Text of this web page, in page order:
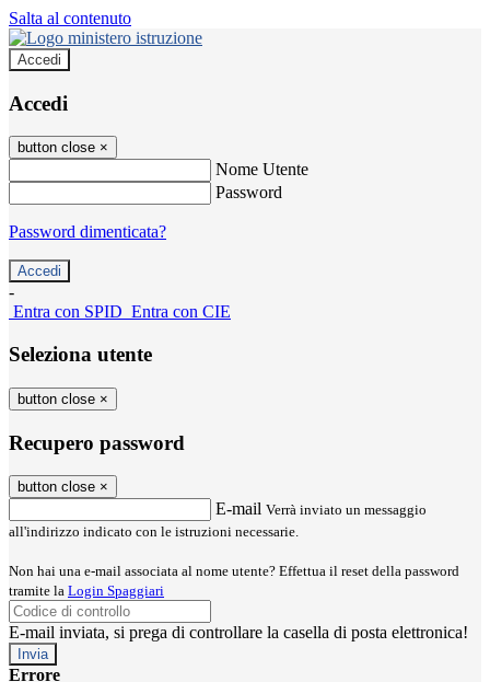
Salta al contenuto
Accedi
Accedi
button close ×
Nome Utente
Password
Password dimenticata?
-
Entra con SPID Entra con CIE
Seleziona utente
button close ×
Recupero password
button close ×
E-mail Verrà inviato un messaggio
all'indirizzo indicato con le istruzioni necessarie.
Non hai una e-mail associata al nome utente? Effettua il reset della password
tramite la Login Spaggiari
E-mail inviata, si prega di controllare la casella di posta elettronica!
Errore